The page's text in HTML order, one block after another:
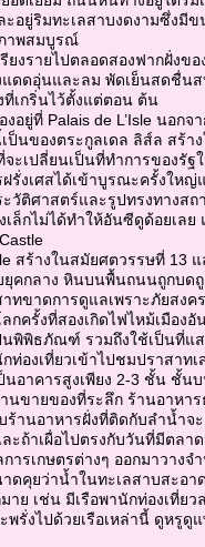
ะอยู่ริมทะเลสาบงดงามซึ่งมี
าพสมบูรณ์
ยงรายไปตลอดสองฟากฝั่งข
ดดอุ่นและลม พัดเย็นสดชื่นส
ที่เกริ่นไว้ตั้งแต่ตอน ต้น
งอยู่ที่ Palais de L’Isle นอ
ป็นของตระกูลเดล ลิส์ล สร้
ะเปลี่ยนเป็นที่ทำการของรัฐ
ฝรั่งเศสได้เข้าบูรณะครั้งให
วัติศาสตร์และรูปทรงทางส
เล็กไม่ได้ทำให้อันซีดูด้อยเ
สร้างในสมัยศตวรรษที่ 13
คกลาง หินบนพื้นถนนถูกบด
ทขาดการดูแลเพราะภัยสง
กครั้งที่สองเกิดไฟไหม้เมือ
นพิพิธภัณฑ์ รวมถึงใช้เป็นที่แ
ท่องเที่ยวเข้าไปชมปราสาท
นอาคารสูงเพียง 2-3 ชั้น ชั้
นขายของที่ระลึก ร้านอาหา
ร้านอาหารฝั่งที่ติดกับลำน้ำจ
ะถ้าเผื่อไปตรงกับวันที่มีตลา
ารเกษตรต่างๆ ออกมาวาง
ดคุยว่าน้ำในทะเลสาบสะอา
าย เช่น มีเรือพานักท่องเที่ย
พรั่งไปด้วยเรือเหล่านี้ ดูหรูดู